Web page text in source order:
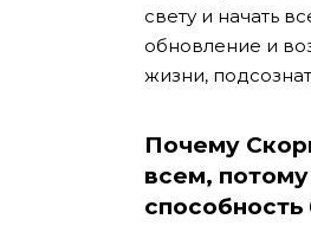
свету и начать
обновление и
жизни,
Почему
всем, потому